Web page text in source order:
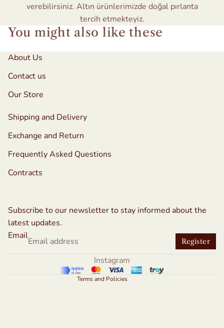
verebilirsiniz. Altın ürünlerimizde doğal pırlanta
tercih etmekteyiz.
You might also like these
About Us
Contact us
Our Store
Shipping and Delivery
Exchange and Return
Frequently Asked Questions
Contracts
Subscribe to our newsletter to stay informed about the
latest updates.
Email
Register
Instagram
Terms and Policies